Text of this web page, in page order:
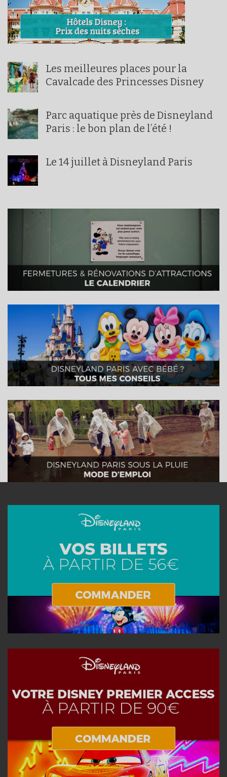
Les meilleures places pour la
Cavalcade des Princesses Disney
Parc aquatique près de Disneyland
Paris : le bon plan de l’été !
Le 14 juillet à Disneyland Paris